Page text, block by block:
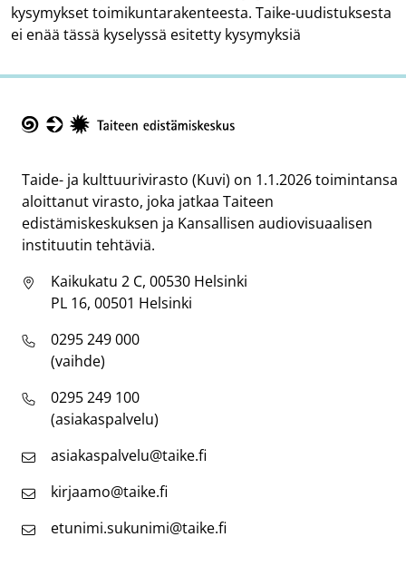
kysymyksettoimikuntarakenteesta. Taike-uudistuksesta
ei enää tässä kyselyssä esitetty kysymyksiä
Taide- ja kulttuurivirasto (Kuvi) on 1.1.2026 toimintansa
aloittanut virasto, joka jatkaa Taiteen
edistämiskeskuksen ja Kansallisen audiovisuaalisen
instituutin tehtäviä.
Kaikukatu 2 C, 00530 Helsinki
PL 16, 00501 Helsinki
0295 249 000
(vaihde)
0295 249 100
(asiakaspalvelu)
asiakaspalvelu@taike.fi
kirjaamo@taike.fi
etunimi.sukunimi@taike.fi